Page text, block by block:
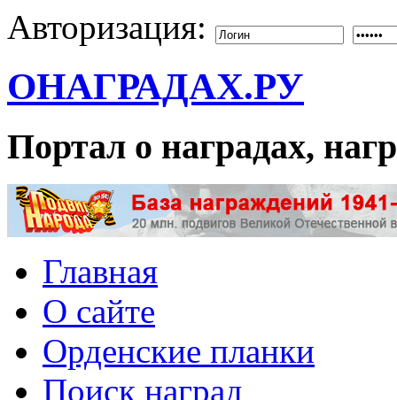
Авторизация:
ОНАГРАДАХ.РУ
Портал о наградах,
Главная
О сайте
Орденские планки
Поиск наград